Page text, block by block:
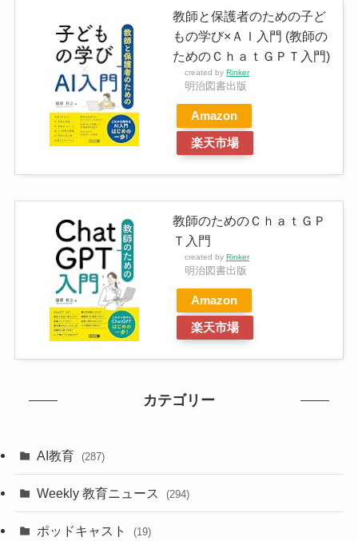
教師と保護者のための子ど
もの学び×ＡＩ入門 (教師の
ためのＣｈａｔＧＰＴ入門)
created by Rinker
明治図書出版
Amazon
楽天市場
教師のためのＣｈａｔＧＰ
Ｔ入門
created by Rinker
明治図書出版
Amazon
楽天市場
カテゴリー
AI教育 (287)
Weekly 教育ニュース (294)
ポッドキャスト (19)